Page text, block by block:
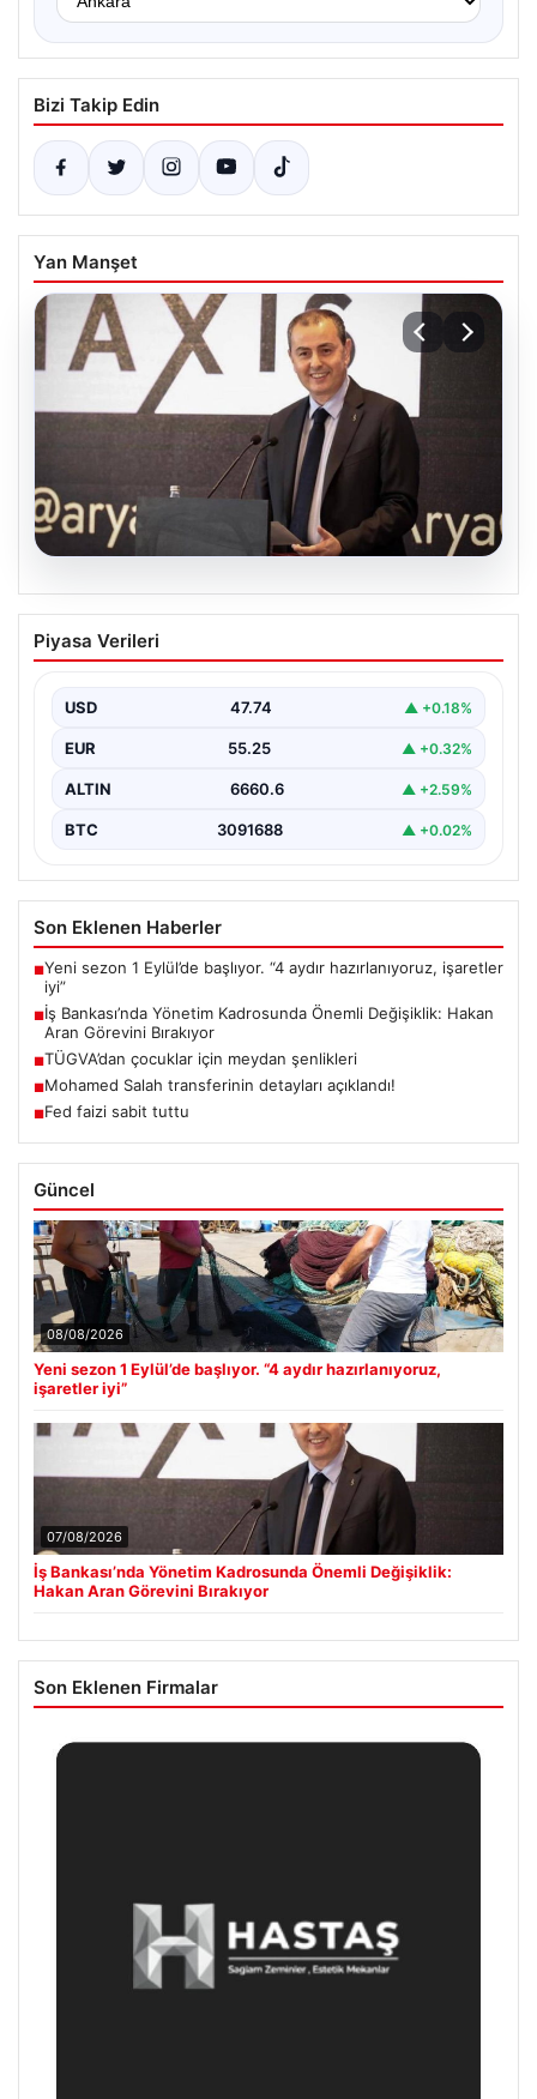
Bizi Takip Edin
Yan Manşet
07.08.2026
İş Bankası’nda Yönetim Kadrosunda
Önemli Değişiklik: Hakan Aran Görevini
Türkiye'nin köklü finans kuruluşlarından İş Bankası'nda
Genel…
Piyasa Verileri
USD 47.74 ▲ +0.18%
EUR 55.25 ▲ +0.32%
ALTIN 6660.6 ▲ +2.59%
BTC 3091688 ▲ +0.02%
Son Eklenen Haberler
■Yeni sezon 1 Eylül’de başlıyor. “4 aydır hazırlanıyoruz, işaretler
iyi”
■İş Bankası’nda Yönetim Kadrosunda Önemli Değişiklik: Hakan
Aran Görevini Bırakıyor
■TÜGVA’dan çocuklar için meydan şenlikleri
■Mohamed Salah transferinin detayları açıklandı!
■Fed faizi sabit tuttu
Güncel
08/08/2026
Yeni sezon 1 Eylül’de başlıyor. “4 aydır hazırlanıyoruz,
işaretler iyi”
07/08/2026
İş Bankası’nda Yönetim Kadrosunda Önemli Değişiklik:
Hakan Aran Görevini Bırakıyor
Son Eklenen Firmalar